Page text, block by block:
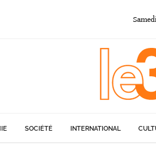
Samedi
SOCIÉTÉ INTERNATIONAL